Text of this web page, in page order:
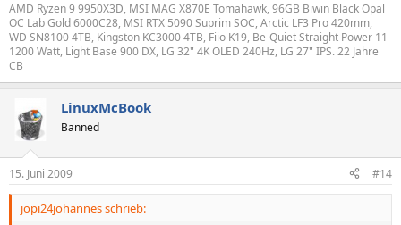
AMD Ryzen 9 9950X3D, MSI MAG X870E Tomahawk, 96GB Biwin Black Opal
OC Lab Gold 6000C28, MSI RTX 5090 Suprim SOC, Arctic LF3 Pro 420mm,
WD SN8100 4TB, Kingston KC3000 4TB, Fiio K19, Be-Quiet Straight Power 11
1200 Watt, Light Base 900 DX, LG 32" 4K OLED 240Hz, LG 27" IPS. 22 Jahre
CB
LinuxMcBook
Banned
15. Juni 2009 #14
jopi24johannes schrieb: